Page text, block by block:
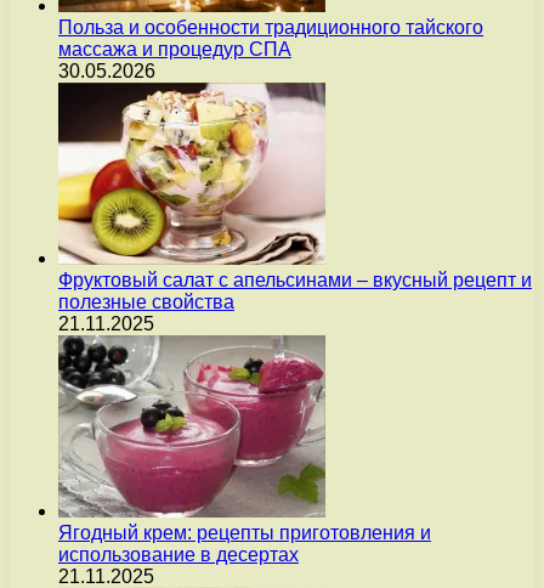
Польза и особенности традиционного тайского
массажа и процедур СПА
30.05.2026
Фруктовый салат с апельсинами – вкусный рецепт и
полезные свойства
21.11.2025
Ягодный крем: рецепты приготовления и
использование в десертах
21.11.2025